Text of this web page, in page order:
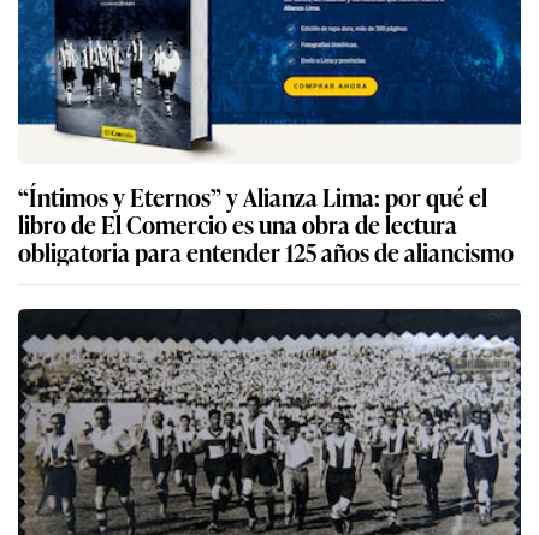
“Íntimos y Eternos” y Alianza Lima: por qué el
libro de El Comercio es una obra de lectura
obligatoria para entender 125 años de aliancismo